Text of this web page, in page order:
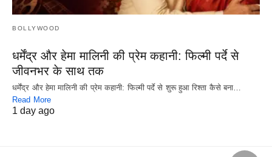
BOLLYWOOD
धर्मेंद्र और हेमा मालिनी की प्रेम कहानी: फिल्मी पर्दे से
जीवनभर के साथ तक
धर्मेंद्र और हेमा मालिनी की प्रेम कहानी: फिल्मी पर्दे से शुरू हुआ रिश्ता कैसे बना…
Read More
1 day ago